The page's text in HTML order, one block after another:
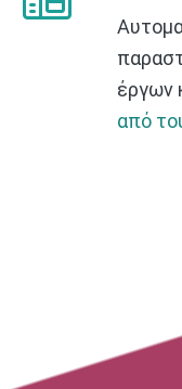
έργων
από